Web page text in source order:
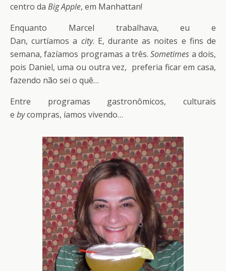
centro da Big Apple, em Manhattan!
Enquanto Marcel trabalhava, eu e
Dan, curtíamos a city. E, durante as noites e fins de
semana, fazíamos programas a três.Sometimes a dois,
pois Daniel, uma ou outra vez, preferia ficar em casa,
fazendo não sei o quê…
Entre programas gastronômicos, culturais
e bycompras, íamos vivendo…